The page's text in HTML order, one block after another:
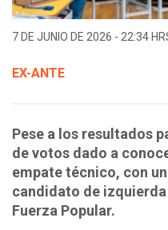
7 DE JUNIO DE 2026 - 22:34
EX-ANTE
Pese a los resultados
de votos dado a
empate técnico, con
candidato de
Fuerza Popular.